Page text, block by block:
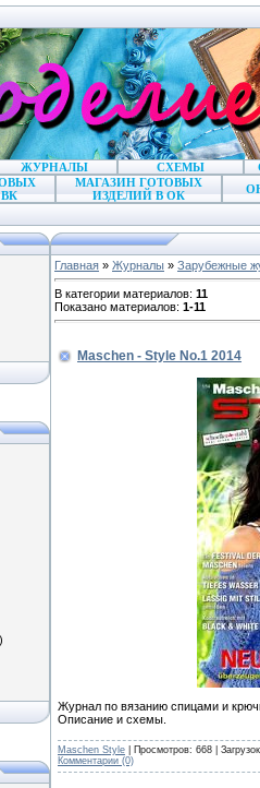
ЖУРНАЛЫ СХЕМЫ
МАГАЗИН ГОТОВЫХ
ИЗДЕЛИЙ В ОК
Главная » Журналы » Зарубежные
В категории материалов: 11
Показано материалов: 1-11
Maschen - Style No.1 2014
Журнал по вязанию спицами и
Описание и схемы.
Maschen Style | Просмотров: 668 |
Комментарии (0)